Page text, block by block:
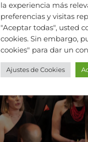
la experiencia más
preferencias y visitas
"Aceptar todas", usted
cookies. Sin embargo,
cookies" para dar un
Ajustes de Cookies